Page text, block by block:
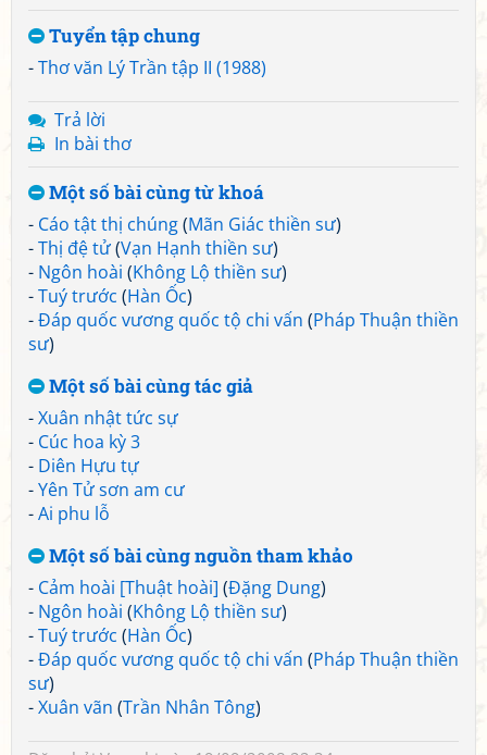
Tuyển tập chung
-Thơ văn Lý Trần tập II (1988)
Trả lời
In bài thơ
Một số bài cùng từ khoá
- Cáo tật thị chúng(Mãn Giác thiền sư)
-Thị đệ tử(Vạn Hạnh thiền sư)
- Ngôn hoài (Không Lộ thiền sư)
-Tuý trước (Hàn Ốc)
-Đáp quốc vương quốc tộ chi vấn (Pháp Thuận thiền
sư)
Một số bài cùng tác giả
-Xuân nhật tức sự
- Cúc hoa kỳ 3
- Diên Hựu tự
-Yên Tử sơn am cư
-Ai phu lỗ
Một số bài cùng nguồn tham khảo
- Cảm hoài [Thuật hoài] (Đặng Dung)
- Ngôn hoài (Không Lộ thiền sư)
-Tuý trước (Hàn Ốc)
-Đáp quốc vương quốc tộ chi vấn (Pháp Thuận thiền
sư)
-Xuân vãn (Trần Nhân Tông)